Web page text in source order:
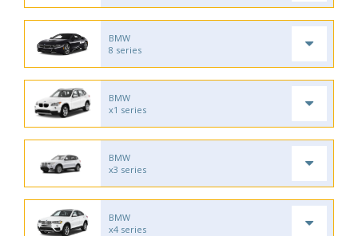
BMW
8 series
BMW
x1 series
BMW
x3 series
BMW
x4 series